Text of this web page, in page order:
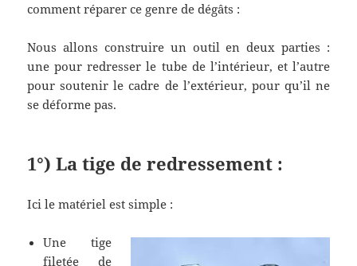
comment réparer ce genre de dégâts :
Nous allons construire un outil en deux parties :
une pour redresser le tube de l’intérieur, et l’autre
pour soutenir le cadre de l’extérieur, pour qu’il ne
se déforme pas.
1°) La tige de redressement :
Ici le matériel est simple :
Une tige
filetée de